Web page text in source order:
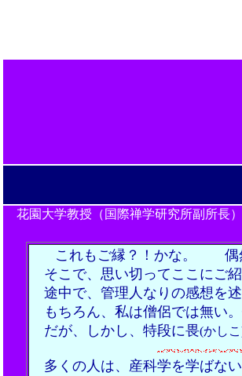
花園大学教授（国際禅学研究所副所長
これもご縁？！かな。 偶
そこで、思い切ってここにご
途中で、管理人なりの感想を
もちろん、私は僧侶では無い
だが、しかし、特段に畏(かし
多くの人は、産科学を学ばな